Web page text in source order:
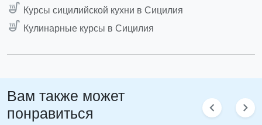
soup_kitchen Курсы сицилийской кухни в Сицилия
soup_kitchen Кулинарные курсы в Сицилия
Вам также может
понравиться
chevron_left chevron_right